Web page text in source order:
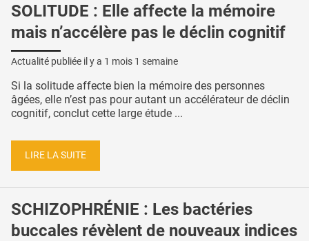
SOLITUDE : Elle affecte la mémoire
mais n’accélère pas le déclin cognitif
Actualité publiée il y a 1 mois 1 semaine
Si la solitude affecte bien la mémoire des personnes
âgées, elle n’est pas pour autant un accélérateur de déclin
cognitif, conclut cette large étude ...
LIRE LA SUITE
SCHIZOPHRÉNIE : Les bactéries
buccales révèlent de nouveaux indices